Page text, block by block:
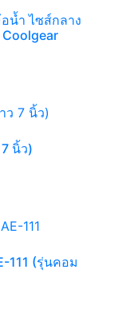
น้ำ ไซส์กลาง
นิ้ว)
111 (รุ่นคอม